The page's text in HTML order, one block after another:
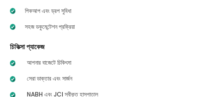
পিকআপ এবং ড্রপ সুবিধা
সহজ ডকুমেন্টেশন প্রক্রিয়া
চিকিত্সা প্যাকেজ
আপনার বাজেটে চিকিৎসা
সেরা ডাক্তার এবং সার্জন
NABH এবং JCI স্বীকৃত হাসপাতাল